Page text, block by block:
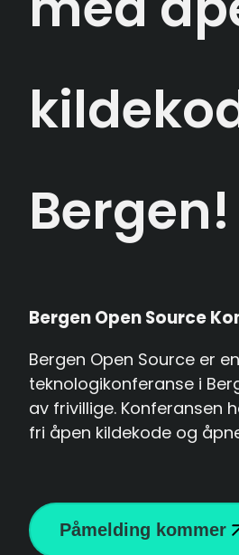
Bergen!
Bergen Open Source
Bergen Open Source er
teknologikonferanse i
av frivillige. Konferansen
fri åpen kildekode og
Påmelding kommer